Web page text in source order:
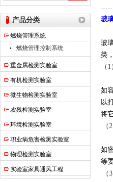
热之点实验室设备（上海）有限公司
产品分类
燃烧管理系统
燃烧管理控制系统
重金属检测实验室
有机检测实验室
微生物检测实验室
农残检测实验室
环境检测实验室
职业病危害检测实验室
物理检测实验室
实验室家具通风工程
玻
玻
类
（ 1
如
以
将
如
等
（